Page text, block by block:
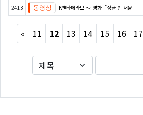
2413 K엔타메라보 ～ 영화「싱글 인 서울」
« Previous
11 12 13 14 15 16 17